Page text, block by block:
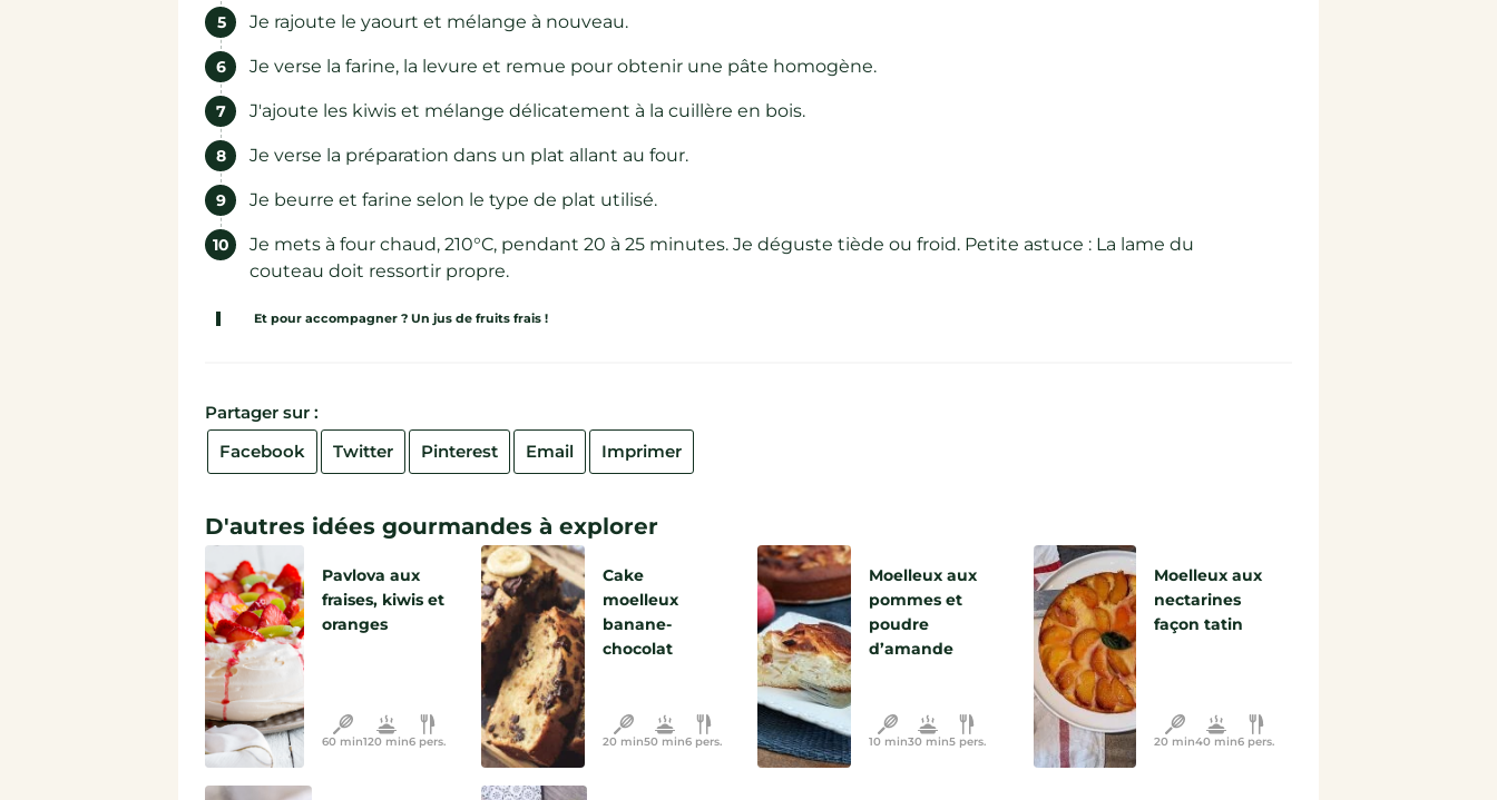
Je rajoute le yaourt et mélange à nouveau.
Je verse la farine, la levure et remue pour obtenir une pâte homogène.
J'ajoute les kiwis et mélange délicatement à la cuillère en bois.
Je verse la préparation dans un plat allant au four.
Je beurre et farine selon le type de plat utilisé.
Je mets à four chaud, 210°C, pendant 20 à 25 minutes. Je déguste tiède ou froid. Petite astuce : La lame du
couteau doit ressortir propre.
Et pour accompagner ? Un jus de fruits frais !
Partager sur :
Facebook
Twitter Pinterest Email Imprimer
D'autres idées gourmandes à explorer
Pavlova aux
fraises, kiwis et
oranges
60 min120 min6 pers.
Cake
moelleux
banane-
chocolat
20 min50 min6 pers.
Moelleux aux
pommes et
poudre
d’amande
10 min30 min5 pers.
Moelleux aux
nectarines
façon tatin
20 min40 min6 pers.